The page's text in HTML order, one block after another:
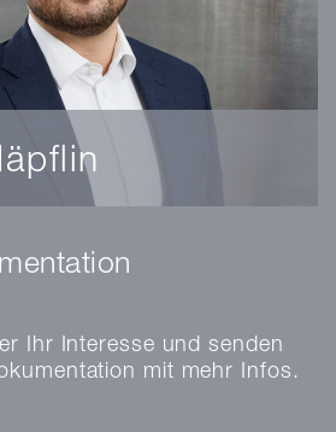
Ihr Interesse und senden
mit mehr Infos.